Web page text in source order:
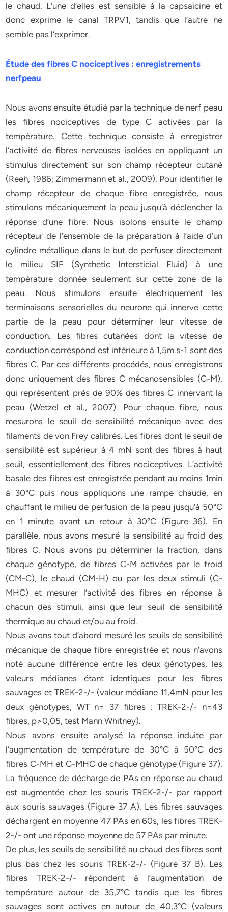
le chaud. L’une d’elles est sensible à la capsaïcine et
donc exprime le canal TRPV1, tandis que l’autre ne
semble pas l’exprimer.
Étude des fibres C nociceptives : enregistrements
nerfpeau
Nous avons ensuite étudié par la technique de nerf peau
les fibres nociceptives de type C activées par la
température. Cette technique consiste à enregistrer
l’activité de fibres nerveuses isolées en appliquant un
stimulus directement sur son champ récepteur cutané
(Reeh, 1986; Zimmermann et al., 2009). Pour identifier le
champ récepteur de chaque fibre enregistrée, nous
stimulons mécaniquement la peau jusqu’à déclencher la
réponse d’une fibre. Nous isolons ensuite le champ
récepteur de l’ensemble de la préparation à l’aide d’un
cylindre métallique dans le but de perfuser directement
le milieu SIF (Synthetic Intersticial Fluid) à une
température donnée seulement sur cette zone de la
peau. Nous stimulons ensuite électriquement les
terminaisons sensorielles du neurone qui innerve cette
partie de la peau pour déterminer leur vitesse de
conduction. Les fibres cutanées dont la vitesse de
conduction correspond est inférieure à 1,5m.s-1 sont des
fibres C. Par ces différents procédés, nous enregistrons
donc uniquement des fibres C mécanosensibles (C-M),
qui représentent près de 90% des fibres C innervant la
peau (Wetzel et al., 2007). Pour chaque fibre, nous
mesurons le seuil de sensibilité mécanique avec des
filaments de von Frey calibrés. Les fibres dont le seuil de
sensibilité est supérieur à 4 mN sont des fibres à haut
seuil, essentiellement des fibres nociceptives. L’activité
basale des fibres est enregistrée pendant au moins 1min
à 30°C puis nous appliquons une rampe chaude, en
chauffant le milieu de perfusion de la peau jusqu’à 50°C
en 1 minute avant un retour à 30°C (Figure 36). En
parallèle, nous avons mesuré la sensibilité au froid des
fibres C. Nous avons pu déterminer la fraction, dans
chaque génotype, de fibres C-M activées par le froid
(CM-C), le chaud (CM-H) ou par les deux stimuli (C-
MHC) et mesurer l’activité des fibres en réponse à
chacun des stimuli, ainsi que leur seuil de sensibilité
thermique au chaud et/ou au froid.
Nous avons tout d’abord mesuré les seuils de sensibilité
mécanique de chaque fibre enregistrée et nous n’avons
noté aucune différence entre les deux génotypes, les
valeurs médianes étant identiques pour les fibres
sauvages et TREK-2-/- (valeur médiane 11,4mN pour les
deux génotypes, WT n= 37 fibres ; TREK-2-/- n=43
fibres, p>0,05, test Mann Whitney).
Nous avons ensuite analysé la réponse induite par
l’augmentation de température de 30°C à 50°C des
fibres C-MH et C-MHC de chaque génotype (Figure 37).
La fréquence de décharge de PAs en réponse au chaud
est augmentée chez les souris TREK-2-/- par rapport
aux souris sauvages (Figure 37 A). Les fibres sauvages
déchargent en moyenne 47 PAs en 60s, les fibres TREK-
2-/- ont une réponse moyenne de 57 PAs par minute.
De plus, les seuils de sensibilité au chaud des fibres sont
plus bas chez les souris TREK-2-/- (Figure 37 B). Les
fibres TREK-2-/- répondent à l’augmentation de
température autour de 35,7°C tandis que les fibres
sauvages sont actives en autour de 40,3°C (valeurs